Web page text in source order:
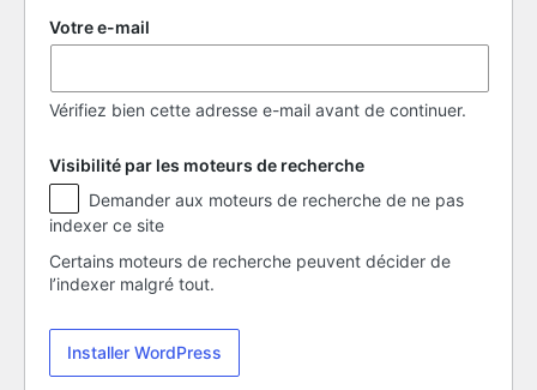
Votre e-mail
Vérifiez bien cette adresse e-mail avant de continuer.
Visibilité par les moteurs de recherche
Visibilité
par
les
moteurs
de
indexer ce site
Certains moteurs de recherche peuvent décider de
l’indexer malgré tout.